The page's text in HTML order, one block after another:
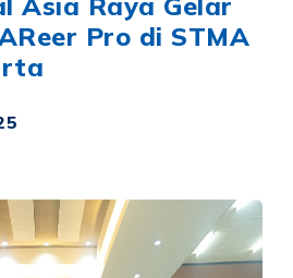
Pro di STMA